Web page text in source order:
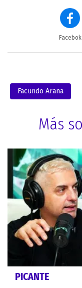
Facebok
Facundo Arana
Más
PICANTE